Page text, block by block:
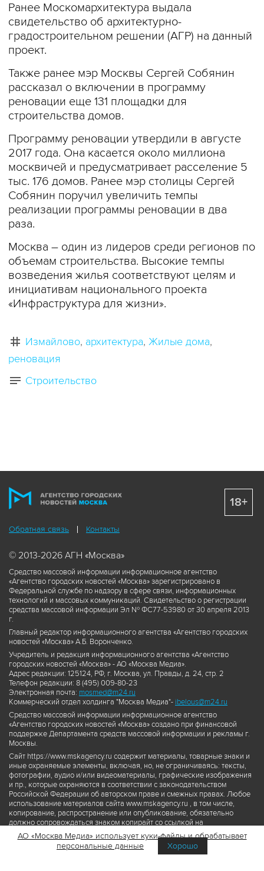
Ранее Москомархитектура выдала
свидетельство об архитектурно-
градостроительном решении (АГР) на данный
проект.
Также ранее мэр Москвы Сергей Собянин
рассказал о включении в программу
реновации еще 131 площадки для
строительства домов.
Программу реновации утвердили в августе
2017 года. Она касается около миллиона
москвичей и предусматривает расселение 5
тыс. 176 домов. Ранее мэр столицы Сергей
Собянин поручил увеличить темпы
реализации программы реновации в два
раза.
Москва – один из лидеров среди регионов по
объемам строительства. Высокие темпы
возведения жилья соответствуют целям и
инициативам национального проекта
«Инфраструктура для жизни».
Измайлово архитектура Жилые дома
реновация
Строительство
Обратная связь Контакты
© 2013-2026 АГН «Москва»
Средство массовой информации информационное агентство
«Агентство городских новостей «Москва» зарегистрировано в
Федеральной службе по надзору в сфере связи, информационных
технологий и массовых коммуникаций. Свидетельство о регистрации
средства массовой информации Эл № ФС77-53980 от 30 апреля 2013
г.
Главный редактор информационного агентства «Агентство городских
новостей «Москва» А.Б. Воронченко.
Учредитель и редакция информационного агентства «Агентство
городских новостей «Москва» - АО «Москва Медиа».
Адрес редакции: 125124, РФ, г. Москва, ул. Правды, д. 24, стр. 2
Телефон редакции: 8 (495) 009-80-23
Электронная почта: mosmed@m24.ru
Коммерческий отдел холдинга "Москва Медиа"- ibelous@m24.ru
Средство массовой информации информационное агентство
«Агентство городских новостей «Москва» создано при финансовой
поддержке Департамента средств массовой информации и рекламы г.
Москвы.
Сайт https://www.mskagency.ru содержит материалы, товарные знаки и
иные охраняемые элементы, включая, но, не ограничиваясь: тексты,
фотографии, аудио и/или видеоматериалы, графические изображения
и пр., которые охраняются в соответствии с законодательством
Российской Федерации об авторском праве и смежных правах. Любое
использование материалов сайта www.mskagency.ru , в том числе,
копирование, распространение или опубликование, обязательно
должно сопровождаться знаком копирайт со ссылкой на
правообладателя © АО «Москва Медиа», а также гиперссылкой на сайт
www.mskagency.ru как на первоисточник информации. Переработка
материалов сайта www.mskagency.ru не допускается.
18+
АО «Москва Медиа» использует куки-файлы и обрабатывает
персональные данные
Хорошо